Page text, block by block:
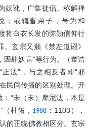
妖讹，广集徒侣。称解禅
；或辄畜弟子，号为和
将白衣长发的弥勒信仰行
。玄宗又颁《禁左道诏》
因肆妖言”等行为。（董诰
法”，与之相反者即“邪
民间传播的区别处理。开
“未（末）摩尼法，本是
杜佑， 1988 ：1103），
的正统佛教相区分。玄宗